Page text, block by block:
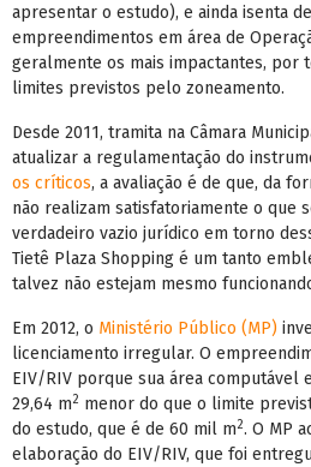
apresentar o estudo), e ainda isenta
empreendimentos em área de
geralmente os mais impactantes, por
limites previstos pelo zoneamento.
Desde 2011, tramita na Câmara
atualizar a regulamentação do
os críticos, a avaliação é de que, da
não realizam satisfatoriamente o que
verdadeiro vazio jurídico em torno
Tietê Plaza Shopping é um tanto
talvez não estejam mesmo
Em 2012, o Ministério Público (MP)
licenciamento irregular. O
EIV/RIV porque sua área computável
29,64 m2 menor do que o limite
do estudo, que é de 60 mil m2. O MP
elaboração do EIV/RIV, que foi